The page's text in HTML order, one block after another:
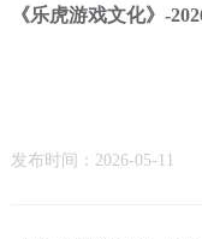
《乐虎游戏文化》-
发布时间：2026-05-11